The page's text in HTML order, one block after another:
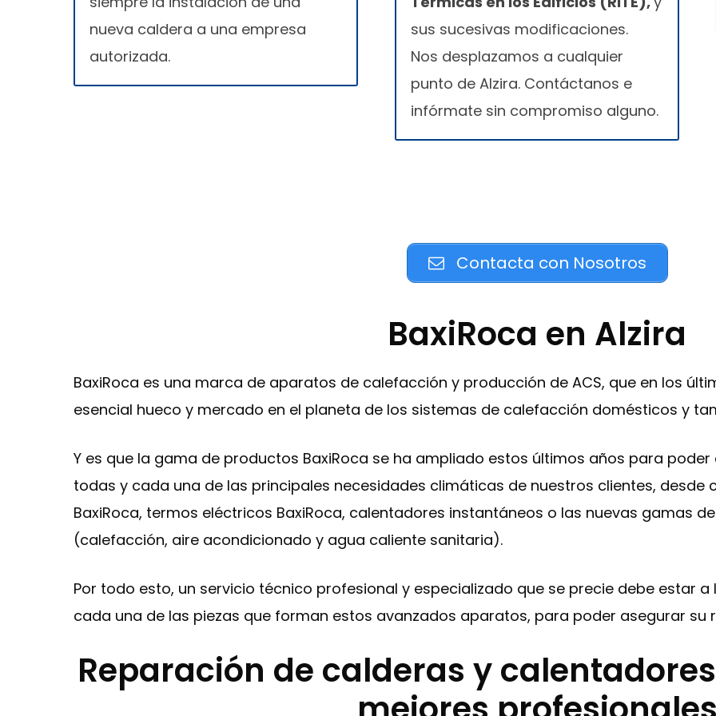
nueva caldera a una empresa
autorizada.
sus sucesivas modificaciones.
Nos desplazamos a cualquier
punto de Alzira. Contáctanos e
infórmate sin compromiso alguno.
Contacta con Nosotros
BaxiRoca en Alzira
BaxiRoca es una marca de aparatos de calefacción y producción de ACS, que en los
esencial hueco y mercado en el planeta de los sistemas de calefacción domésticos y
Y es que la gama de productos BaxiRoca se ha ampliado estos últimos años para
todas y cada una de las principales necesidades climáticas de nuestros clientes, desde
BaxiRoca, termos eléctricos BaxiRoca, calentadores instantáneos o las nuevas gamas
(calefacción, aire acondicionado y agua caliente sanitaria).
Por todo esto, un servicio técnico profesional y especializado que se precie debe estar
cada una de las piezas que forman estos avanzados aparatos, para poder asegurar su
Reparación de calderas y